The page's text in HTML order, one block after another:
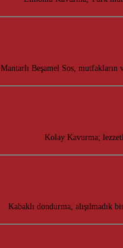
Mantarlı Beşamel Sos,
Kolay Kavurma;
Kabaklı dondurma, alışılmadık